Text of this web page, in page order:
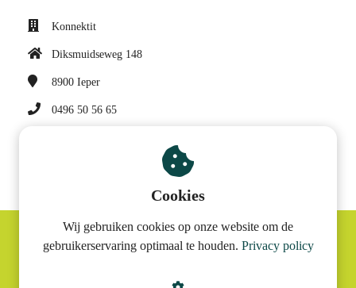
Konnektit
Diksmuidseweg 148
8900 Ieper
0496 50 56 65
BTW nummer: BE 0682 947 997
© Konnektit
Cookies
Wij gebruiken cookies op onze website om de
gebruikerservaring optimaal te houden. Privacy policy